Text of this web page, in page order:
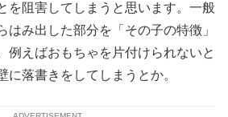
を阻害してしまうと思います。一般
はみ出した部分を「その子の特徴」
例えばおもちゃを片付けられないと
に落書きをしてしまうとか。